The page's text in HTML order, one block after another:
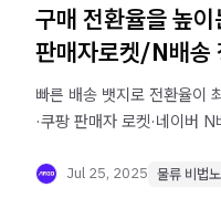
구매 전환율을 높
판매자로켓/N배송
빠른 배송 뱃지로 전환율이
·쿠팡 판매자 로켓·네이버
Jul 25, 2025 물류 비법